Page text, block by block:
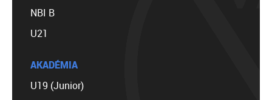
NBI B
U21
AKADÉMIA
U19 (Junior)